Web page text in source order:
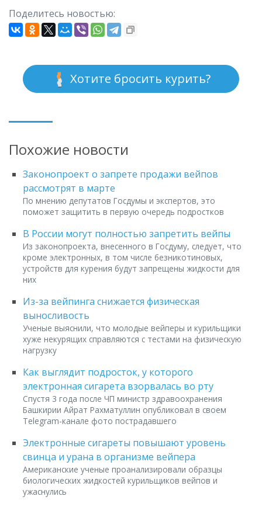
Поделитесь новостью:
Хотите бросить курить?
Похожие новости
Законопроект о запрете продажи вейпов
рассмотрят в марте
По мнению депутатов Госдумы и экспертов, это
поможет защитить в первую очередь подростков
В России могут полностью запретить вейпы
Из законопроекта, внесенного в Госдуму, следует, что
кроме электронных, в том числе безникотиновых,
устройств для курения будут запрещены жидкости для
них
Из-за вейпинга снижается физическая
выносливость
Ученые выяснили, что молодые вейперы и курильщики
хуже некурящих справляются с тестами на физическую
нагрузку
Как выглядит подросток, у которого
электронная сигарета взорвалась во рту
Спустя 3 года после ЧП министр здравоохранения
Башкирии Айрат Рахматуллин опубликовал в своем
Telegram-канале фото пострадавшего
Электронные сигареты повышают уровень
свинца и урана в организме вейпера
Американские ученые проанализировали образцы
биологических жидкостей курильщиков вейпов и
ужаснулись